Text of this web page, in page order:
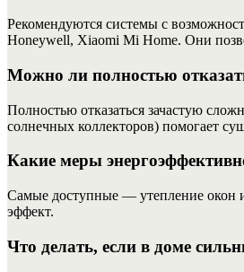
Рекомендуются системы с
Honeywell, Xiaomi Mi Home. Они
Можно ли полностью
Полностью отказаться зачастую
солнечных коллекторов) помогает
Какие меры
Самые доступные — утепление окон
эффект.
Что делать, если в доме